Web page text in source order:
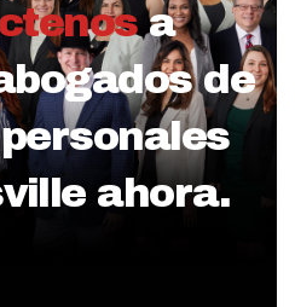
a
de
ahora.